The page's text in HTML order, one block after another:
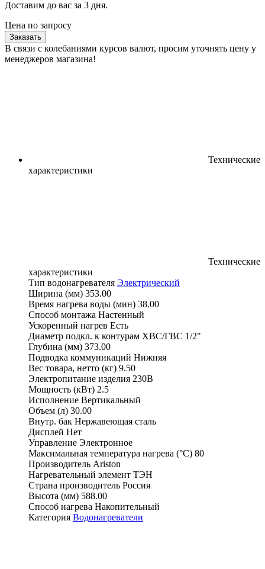
Доставим до вас за 3 дня.
Цена по запросу
Заказать
В связи с колебаниями курсов валют, просим уточнять цену у
менеджеров магазина!
Технические
характеристики
Технические
характеристики
Тип водонагревателя Электрический
Ширина (мм) 353.00
Время нагрева воды (мин) 38.00
Способ монтажа Настенный
Ускоренный нагрев Есть
Диаметр подкл. к контурам ХВС/ГВС 1/2"
Глубина (мм) 373.00
Подводка коммуникаций Нижняя
Вес товара, нетто (кг) 9.50
Электропитание изделия 230В
Мощность (кВт) 2.5
Исполнение Вертикальный
Объем (л) 30.00
Внутр. бак Нержавеющая сталь
Дисплей Нет
Управление Электронное
Максимальная температура нагрева (°С) 80
Производитель Ariston
Нагревательный элемент ТЭН
Страна производитель Россия
Высота (мм) 588.00
Способ нагрева Накопительный
Категория Водонагреватели